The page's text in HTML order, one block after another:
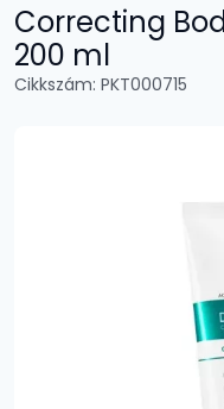
Correcting
200 ml
Cikkszám: PKT000715